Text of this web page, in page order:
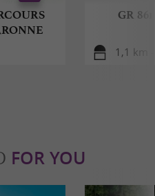
GR
1,1 km
FOR YOU